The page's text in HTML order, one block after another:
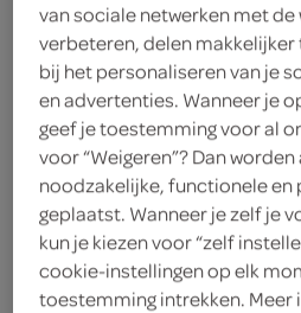
Voeg 1 of meer producten aan
profiteer van de lage prijs.
deze aanbieding is verlopen
bekijk huidige aanbiedingen
GoVega
200 Gram
van sociale netwerken met
verbeteren, delen makkelijker
bij het personaliseren van je
en advertenties. Wanneer je
geef je toestemming voor al
voor “Weigeren”? Dan
noodzakelijke, functionele
geplaatst. Wanneer je zelf je
kun je kiezen voor “zelf
cookie-instellingen op elk
toestemming intrekken.